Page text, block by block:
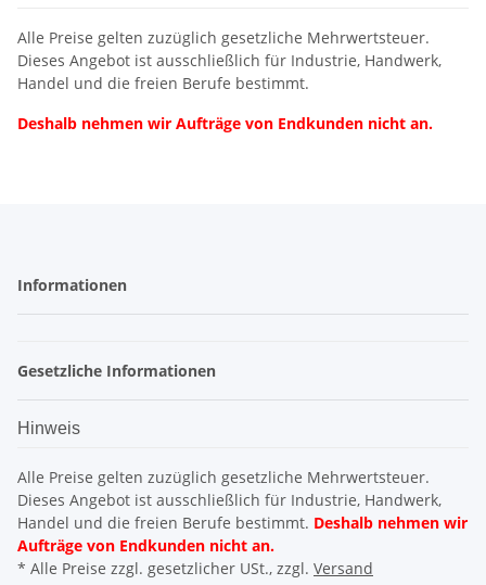
Alle Preise gelten zuzüglich gesetzliche Mehrwertsteuer.
Dieses Angebot ist ausschließlich für Industrie, Handwerk,
Handel und die freien Berufe bestimmt.
Deshalb nehmen wir Aufträge von Endkunden nicht an.
Informationen
Gesetzliche Informationen
Hinweis
Alle Preise gelten zuzüglich gesetzliche Mehrwertsteuer.
Dieses Angebot ist ausschließlich für Industrie, Handwerk,
Handel und die freien Berufe bestimmt. Deshalb nehmen wir
Aufträge von Endkunden nicht an.
* Alle Preise zzgl. gesetzlicher USt., zzgl. Versand